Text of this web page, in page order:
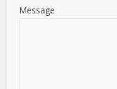
Message